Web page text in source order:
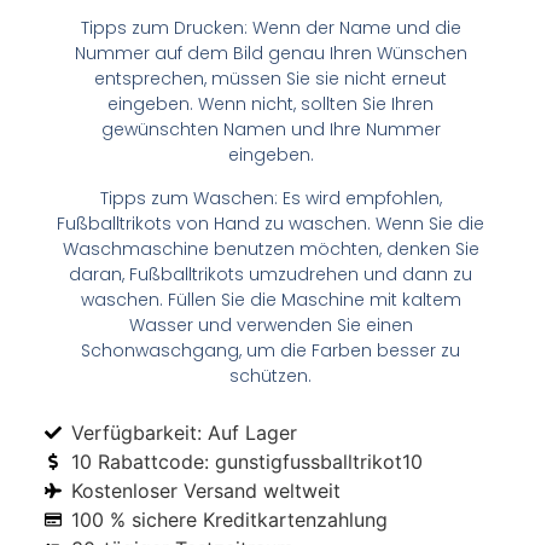
Tipps zum Drucken: Wenn der Name und die
Nummer auf dem Bild genau Ihren Wünschen
entsprechen, müssen Sie sie nicht erneut
eingeben. Wenn nicht, sollten Sie Ihren
gewünschten Namen und Ihre Nummer
eingeben.
Tipps zum Waschen: Es wird empfohlen,
Fußballtrikots von Hand zu waschen. Wenn Sie die
Waschmaschine benutzen möchten, denken Sie
daran, Fußballtrikots umzudrehen und dann zu
waschen. Füllen Sie die Maschine mit kaltem
Wasser und verwenden Sie einen
Schonwaschgang, um die Farben besser zu
schützen.
Verfügbarkeit: Auf Lager
10 Rabattcode: gunstigfussballtrikot10
Kostenloser Versand weltweit
100 % sichere Kreditkartenzahlung